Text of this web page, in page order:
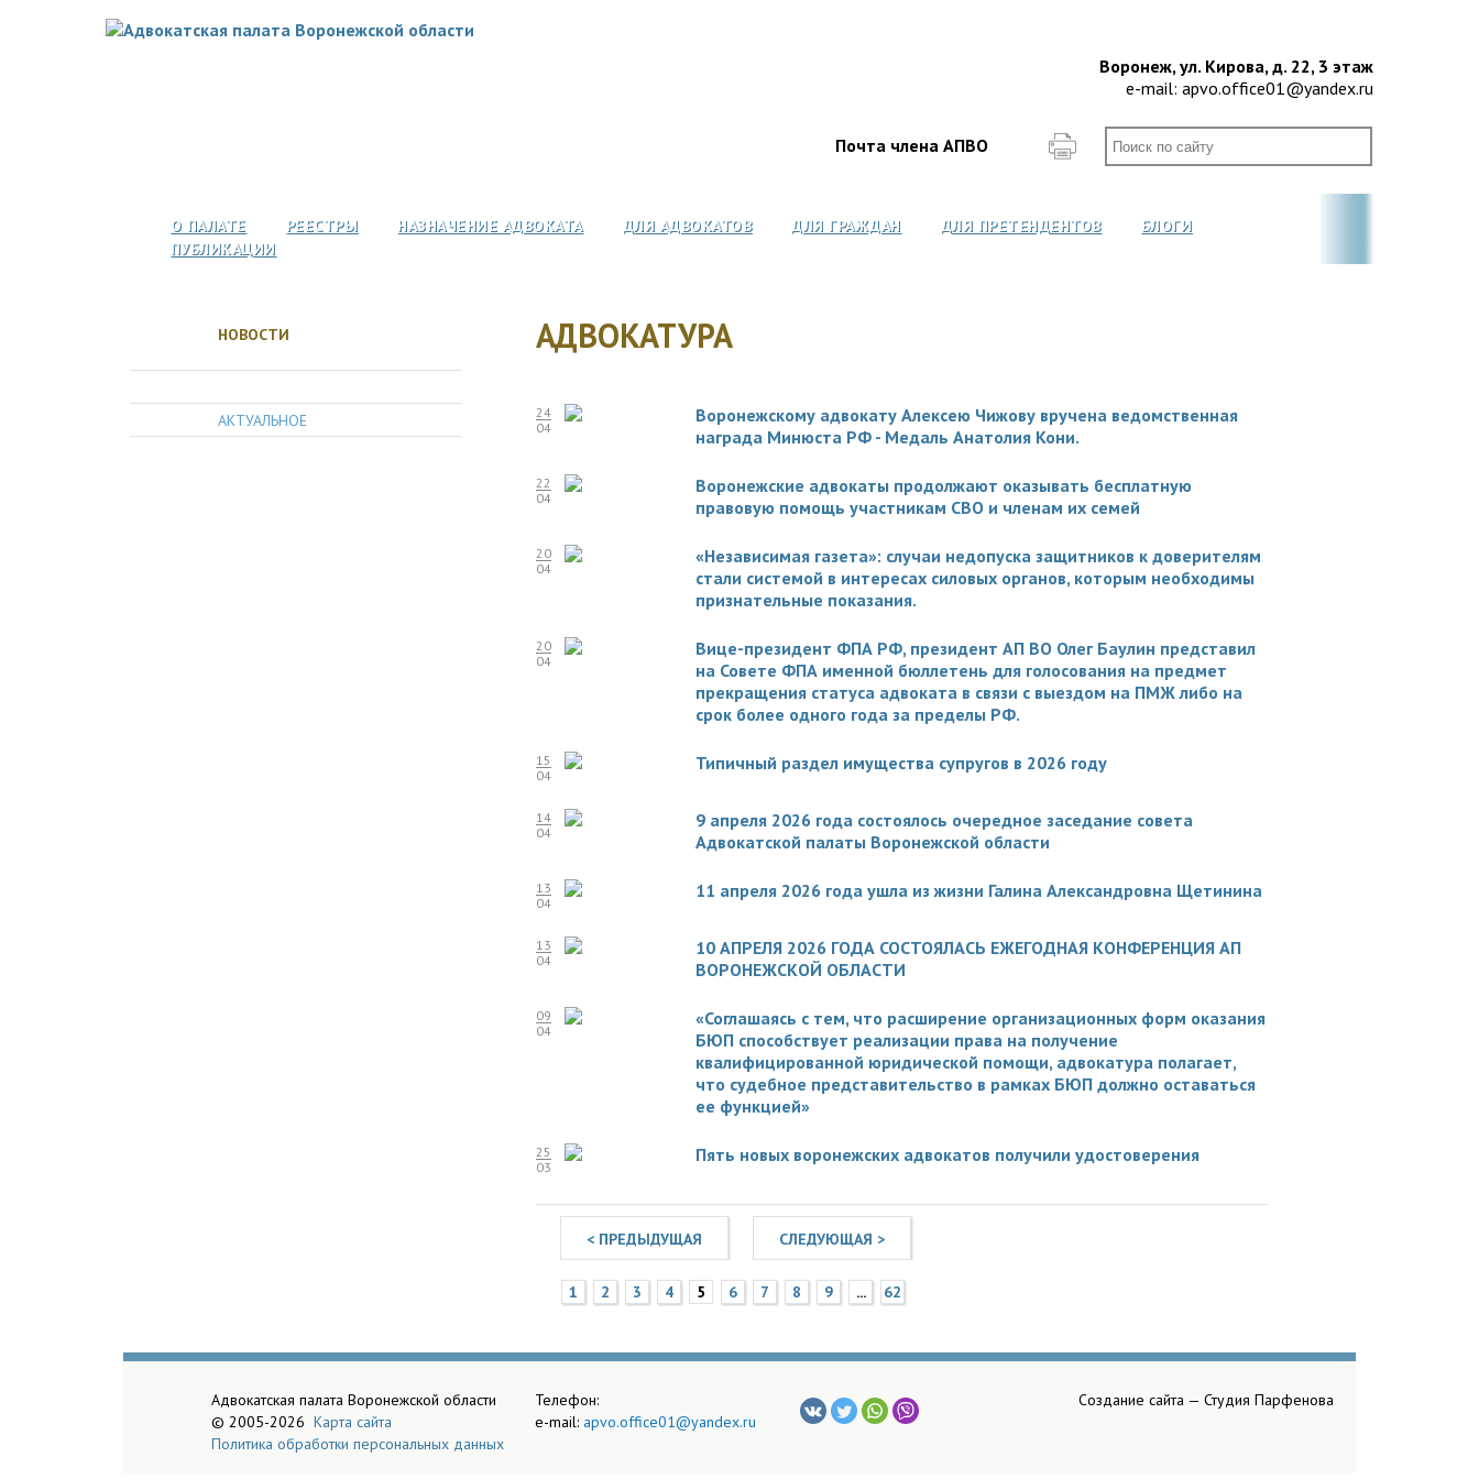
Воронеж, ул. Кирова, д. 22, 3 этаж
e-mail: apvo.office01@yandex.ru
Почта члена АПВО
О ПАЛАТЕ РЕЕСТРЫ НАЗНАЧЕНИЕ АДВОКАТА ДЛЯ АДВОКАТОВ ДЛЯ ГРАЖДАН ДЛЯ ПРЕТЕНДЕНТОВ
БЛОГИ
ПУБЛИКАЦИИ
НОВОСТИ
АКТУАЛЬНОЕ
АДВОКАТУРА
24
04
Воронежскому адвокату Алексею Чижову вручена ведомственная
награда Минюста РФ - Медаль Анатолия Кони.
22
04
Воронежские адвокаты продолжают оказывать бесплатную
правовую помощь участникам СВО и членам их семей
20
04
«Независимая газета»: случаи недопуска защитников к доверителям
стали системой в интересах силовых органов, которым необходимы
признательные показания.
20
04
Вице-президент ФПА РФ, президент АП ВО Олег Баулин представил
на Совете ФПА именной бюллетень для голосования на предмет
прекращения статуса адвоката в связи с выездом на ПМЖ либо на
срок более одного года за пределы РФ.
15
04
Типичный раздел имущества супругов в 2026 году
14
04
9 апреля 2026 года состоялось очередное заседание совета
Адвокатской палаты Воронежской области
13
04
11 апреля 2026 года ушла из жизни Галина Александровна Щетинина
13
04
10 АПРЕЛЯ 2026 ГОДА СОСТОЯЛАСЬ ЕЖЕГОДНАЯ КОНФЕРЕНЦИЯ АП
ВОРОНЕЖСКОЙ ОБЛАСТИ
09
04
«Соглашаясь с тем, что расширение организационных форм оказания
БЮП способствует реализации права на получение
квалифицированной юридической помощи, адвокатура полагает,
что судебное представительство в рамках БЮП должно оставаться
ее функцией»
25
03
Пять новых воронежских адвокатов получили удостоверения
< ПРЕДЫДУЩАЯ СЛЕДУЮЩАЯ >
1 2 3 4 5 6 7 8 9 ... 62
Адвокатская палата Воронежской области
© 2005-2026 Карта сайта
Политика обработки персональных данных
Создание сайта — Студия Парфенова
Телефон:
e-mail: apvo.office01@yandex.ru